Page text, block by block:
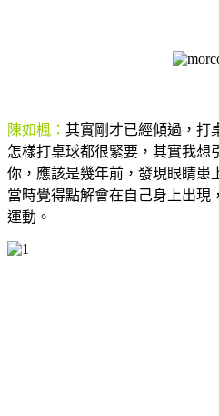
陳如楓： 其實剛才已經傾過，打
怎樣打桌球都很緊要，其實我想
你，應該是幾年前，發現眼睛患
當時覺得點解會在自己身上出現
運動。